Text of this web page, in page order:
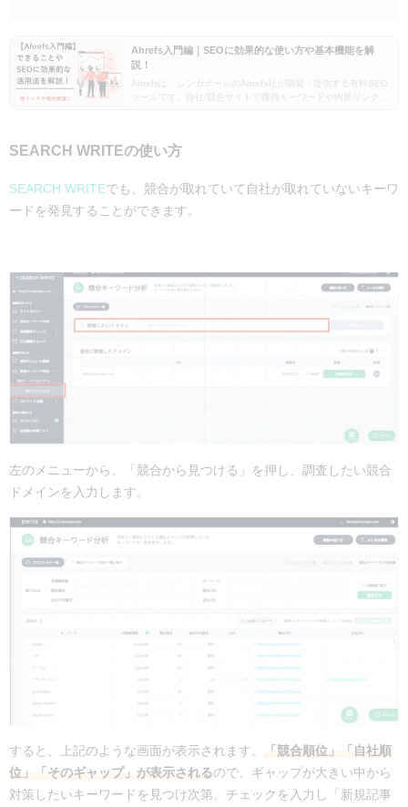
Ahrefs入門編｜SEOに効果的な使い方や基本機能を解
説！
Ahrefsは、シンガポールのAhrefs社が開発・提供する有料SEO
ツールです。自社/競合サイトで獲得キーワードや内部リンクな
SEARCH WRITEの使い方
SEARCH WRITEでも、競合が取れていて自社が取れていないキーワ
ードを発見することができます。
左のメニューから、「競合から見つける」を押し、調査したい競合
ドメインを入力します。
すると、上記のような画面が表示されます。
「競合順位」「自社順
位」「そのギャップ」が表示されるので、ギャップが大きい中から
対策したいキーワードを見つけ次第、チェックを入力し「新規記事